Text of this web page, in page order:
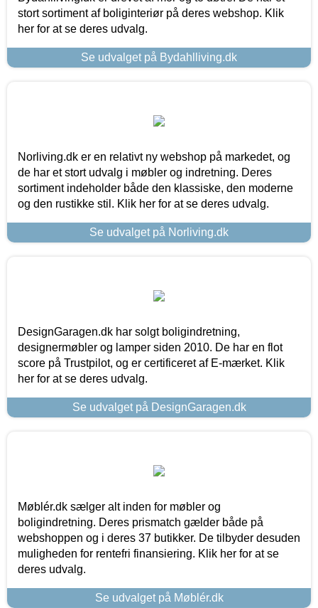
stort sortiment af boliginteriør på deres webshop. Klik
her for at se deres udvalg.
Se udvalget på Bydahlliving.dk
Norliving.dk er en relativt ny webshop på markedet, og
de har et stort udvalg i møbler og indretning. Deres
sortiment indeholder både den klassiske, den moderne
og den rustikke stil. Klik her for at se deres udvalg.
Se udvalget på Norliving.dk
DesignGaragen.dk har solgt boligindretning,
designermøbler og lamper siden 2010. De har en flot
score på Trustpilot, og er certificeret af E-mærket. Klik
her for at se deres udvalg.
Se udvalget på DesignGaragen.dk
Møblér.dk sælger alt inden for møbler og
boligindretning. Deres prismatch gælder både på
webshoppen og i deres 37 butikker. De tilbyder desuden
muligheden for rentefri finansiering. Klik her for at se
deres udvalg.
Se udvalget på Møblér.dk